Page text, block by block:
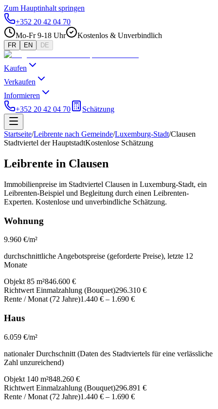
Zum Hauptinhalt springen
+352 20 42 04 70
Mo-Fr 9-18 Uhr
Kostenlos & Unverbindlich
FR EN DE
Kaufen
Verkaufen
Informieren
+352 20 42 04 70
Schätzung
Startseite/Leibrente nach Gemeinde/Luxemburg-Stadt/Clausen
Stadtviertel der HauptstadtKostenlose Schätzung
Leibrente in Clausen
Immobilienpreise im Stadtviertel Clausen in Luxemburg-Stadt, ein
Leibrenten-Beispiel und Begleitung durch einen Leibrenten-
Experten. Kostenlose und unverbindliche Schätzung.
Wohnung
9.960 €/m²
durchschnittliche Angebotspreise (geforderte Preise), letzte 12
Monate
Objekt 85 m²846.600 €
Richtwert Einmalzahlung (Bouquet)296.310 €
Rente / Monat (72 Jahre)1.440 € – 1.690 €
Haus
6.059 €/m²
nationaler Durchschnitt (Daten des Stadtviertels für eine verlässliche
Zahl unzureichend)
Objekt 140 m²848.260 €
Richtwert Einmalzahlung (Bouquet)296.891 €
Rente / Monat (72 Jahre)1.440 € – 1.690 €